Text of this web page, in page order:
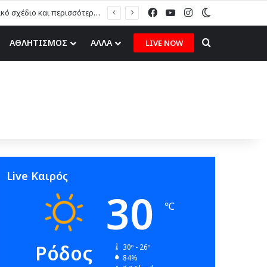
Μ. Πόκκιας στον topfm: «Θα τους υποδεχτούμε με δάφνες και πικροδάφνες» –Η ειρωνική “υποδοχή” στον υβριδικό σταθμό (ηχητικό) FacebookYouTubeInstagram
ΑΘΛΗΤΙΣΜΟΣ ΑΛΛΑ LIVE NOW Search for
Live Καιρός
Ρόδος
30 ℃
30º - 26º
84%